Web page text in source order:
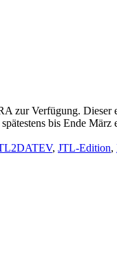
zur Verfügung. Dieser
bis Ende März
, JTL-Edition,